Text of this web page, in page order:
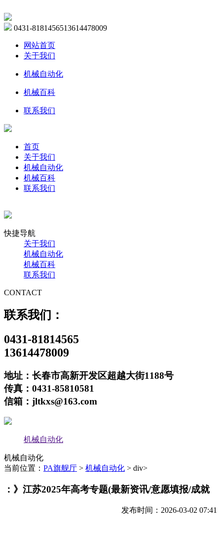
0431-8181456513614478009
网站首页
关于我们
机械自动化
机械百科
联系我们
首页
关于我们
机械自动化
机械百科
联系我们
快捷导航
关于我们
机械自动化
机械百科
联系我们
CONTACT
联系我们：
0431-81814565
13614478009
地址：长春市高新开发区超越大街1188号
传真：0431-85810581
信箱：jltkxs@163.com
机械自动化
机械自动化
当前位置： PA旗舰厅 > 机械自动化 > div>
：》江苏2025年高考专题(最新资讯/意愿填报/成就
发布时间：2026-03-02 07:41